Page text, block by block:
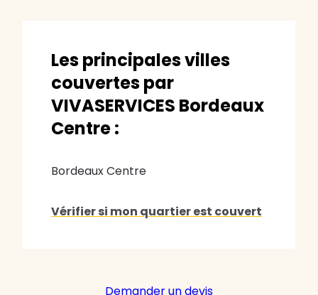
Les principales villes
couvertes par
VIVASERVICES Bordeaux
Centre :
Bordeaux Centre
Vérifier si mon quartier est couvert
Demander un devis